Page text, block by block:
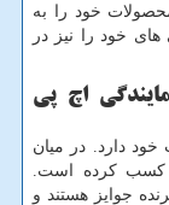
خود را به
های خود را نیز در
اچ پی
دارد. در میان
کسب کرده است.
جوایز هستند و